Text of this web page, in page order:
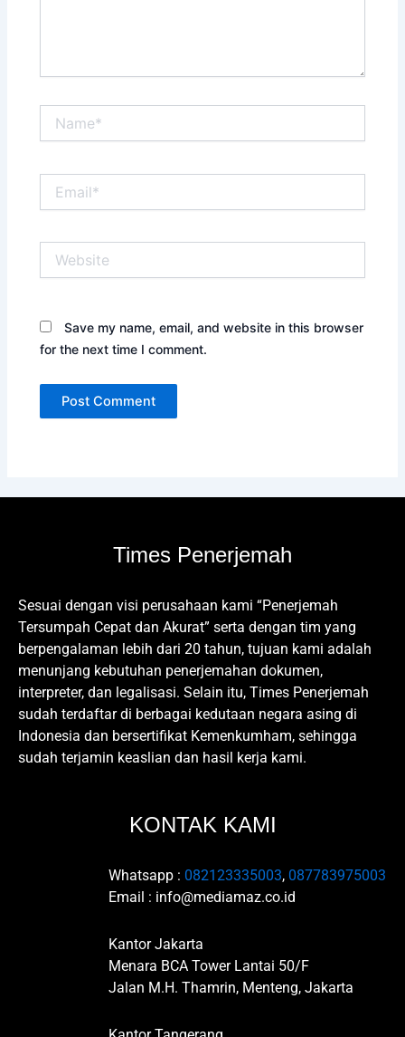
Save my name, email, and website in this browser
for the next time I comment.
Times Penerjemah
Sesuai dengan visi perusahaan kami “Penerjemah
Tersumpah Cepat dan Akurat” serta dengan tim yang
berpengalaman lebih dari 20 tahun, tujuan kami adalah
menunjang kebutuhan penerjemahan dokumen,
interpreter, dan legalisasi. Selain itu, Times Penerjemah
sudah terdaftar di berbagai kedutaan negara asing di
Indonesia dan bersertifikat Kemenkumham, sehingga
sudah terjamin keaslian dan hasil kerja kami.
KONTAK KAMI
Whatsapp : 082123335003, 087783975003
Email : info@mediamaz.co.id
Kantor Jakarta
Menara BCA Tower Lantai 50/F
Jalan M.H. Thamrin, Menteng, Jakarta